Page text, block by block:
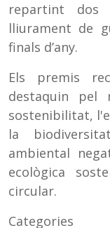
repartint dos
lliurament de
finals d’any.
Els premis
destaquin pel
sostenibilitat,
la
ambiental
ecològica
circular.
Categories